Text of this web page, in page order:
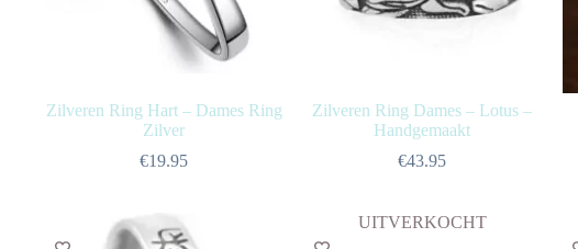
Zilveren Ring Hart – Dames Ring
Zilver
€19.95
Zilveren Ring Dames – Lotus –
Handgemaakt
€43.95
UITVERKOCHT